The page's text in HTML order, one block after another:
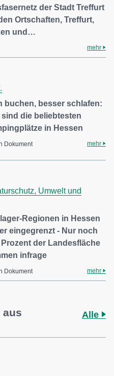
der Stadt Treffurt
Ortschaften, Treffurt,
und…
mehr
buchen, besser schlafen:
sind die beliebtesten
in Hessen
Dokument mehr
Umwelt und
Regionen in Hessen
eingegrenzt - Nur noch
der Landesfläche
infrage
Dokument mehr
aus
Alle